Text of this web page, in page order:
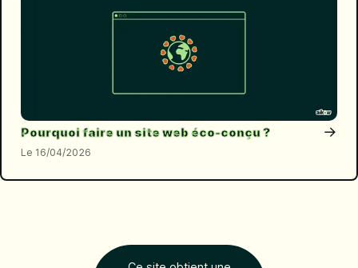
Pourquoi faire un site web éco-conçu ? →
16/04/2026